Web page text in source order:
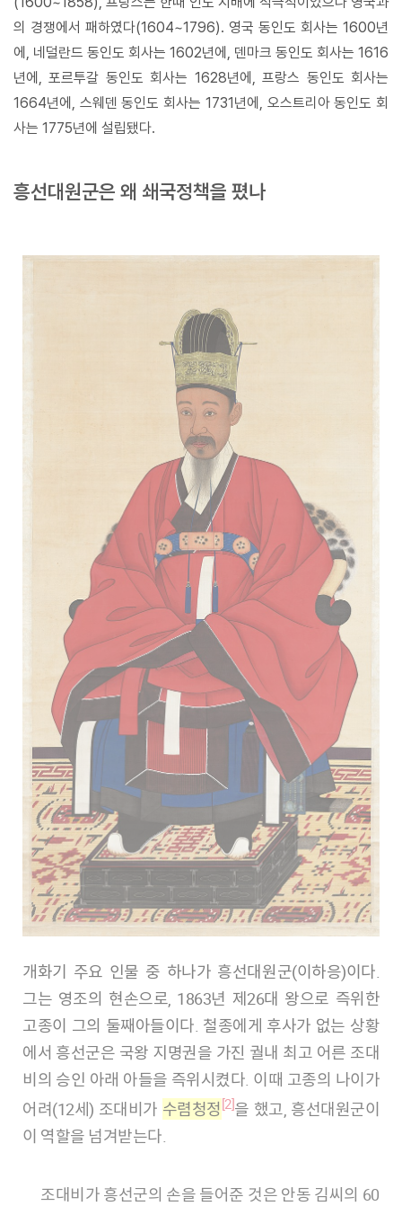
의 경쟁에서 패하였다(1604~1796). 영국 동인도 회사는 1600년
에, 네덜란드 동인도 회사는 1602년에, 덴마크 동인도 회사는 1616
년에, 포르투갈 동인도 회사는 1628년에, 프랑스 동인도 회사는
1664년에, 스웨덴 동인도 회사는 1731년에, 오스트리아 동인도 회
사는 1775년에 설립됐다.
흥선대원군은 왜 쇄국정책을 폈나
개화기 주요 인물 중 하나가 흥선대원군(이하응)이다.
그는 영조의 현손으로, 1863년 제26대 왕으로 즉위한
고종이 그의 둘째아들이다. 철종에게 후사가 없는 상황
에서 흥선군은 국왕 지명권을 가진 궐내 최고 어른 조대
비의 승인 아래 아들을 즉위시켰다. 이때 고종의 나이가
어려(12세) 조대비가 수렴청정[2]을 했고, 흥선대원군이
이 역할을 넘겨받는다.
조대비가 흥선군의 손을 들어준 것은 안동 김씨의 60